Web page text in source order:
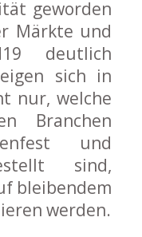
geworden
Märkte und
deutlich
sich in
nur, welche
Branchen
und
sind,
bleibendem
werden.